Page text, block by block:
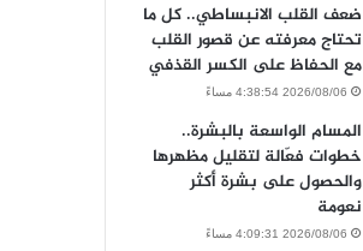
ضعف القلب الانبساطي.. كل ما
تحتاج معرفته عن قصور القلب
مع الحفاظ على الكسر القذفي
2026/08/06 4:38:54 مساءً
المسام الواسعة بالبشرة..
خطوات فعّالة لتقليل مظهرها
والحصول على بشرة أكثر
نعومة
2026/08/06 4:09:31 مساءً